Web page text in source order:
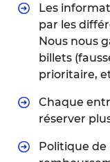
Les
par les
Nous nous
billets
prioritaire,
Chaque
réserver
Politique